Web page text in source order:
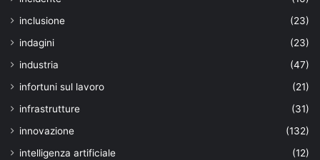
inclusione
(23)
indagini
(23)
industria
(47)
infortuni sul lavoro
(21)
infrastrutture
(31)
innovazione
(132)
intelligenza artificiale
(12)